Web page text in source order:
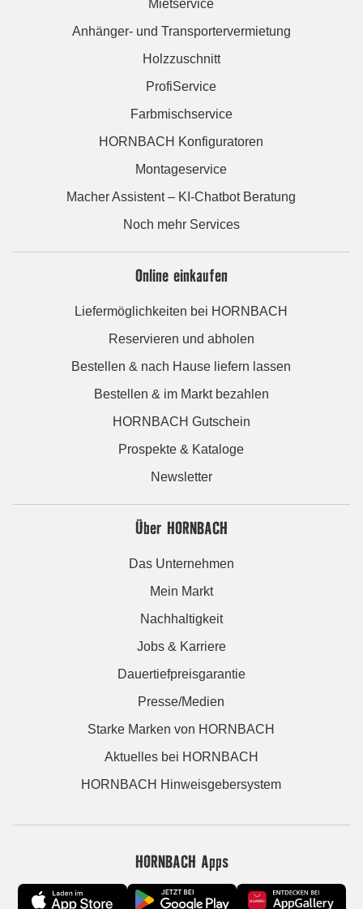
Mietservice
Anhänger- und Transportervermietung
Holzzuschnitt
ProfiService
Farbmischservice
HORNBACH Konfiguratoren
Montageservice
Macher Assistent – KI-Chatbot Beratung
Noch mehr Services
Online einkaufen
Liefermöglichkeiten bei HORNBACH
Reservieren und abholen
Bestellen & nach Hause liefern lassen
Bestellen & im Markt bezahlen
HORNBACH Gutschein
Prospekte & Kataloge
Newsletter
Über HORNBACH
Das Unternehmen
Mein Markt
Nachhaltigkeit
Jobs & Karriere
Dauertiefpreisgarantie
Presse/Medien
Starke Marken von HORNBACH
Aktuelles bei HORNBACH
HORNBACH Hinweisgebersystem
HORNBACH Apps